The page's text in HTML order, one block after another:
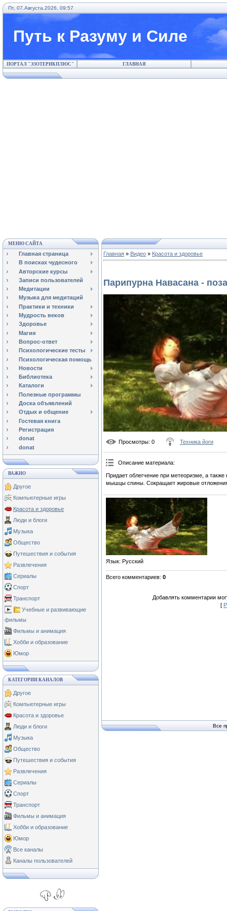
Пт, 07.Августа.2026, 09:57
Путь к Разуму и Силе
ПОРТАЛ "ЭЗОТЕРИКПЛЮС" ГЛАВНАЯ
МЕНЮ САЙТА
Главная страница
В поисках чудесного
Авторские курсы
Записи пользователей
Медитации
Музыка для медитаций
Практики и техники
Мудрость веков
Здоровье
Магия
Вопрос-ответ
Психологические тесты
Психологическая помощь
Новости
Библиотека
Каталоги
Полезные программы
Доска объявлений
Отдых и общение
Гостевая книга
Регистрация
donat
donat
ВАЖНО
Другое
Компьютерные игры
Красота и здоровье
Люди и блоги
Музыка
Общество
Путешествия и события
Развлечения
Сериалы
Спорт
Транспорт
Учебные и развивающие
фильмы
Фильмы и анимация
Хобби и образование
Юмор
КАТЕГОРИИ КАНАЛОВ
Другое
Компьютерные игры
Красота и здоровье
Люди и блоги
Музыка
Общество
Путешествия и события
Развлечения
Сериалы
Спорт
Транспорт
Фильмы и анимация
Хобби и образование
Юмор
Все каналы
Каналы пользователей
Главная » Видео » Красота и здоровье
Парипурна Навасана -
Просмотры: 0 Техника йоги
Описание материала:
Придает облегчение при метеоризме, а
мышцы спины. Сокращает жировые отложения
Язык: Русский
Всего комментариев: 0
Добавлять комментарии
[
Все